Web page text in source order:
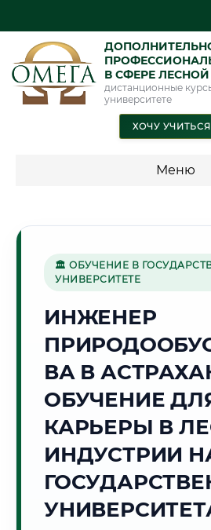
В СФЕРЕ
дистанционные
университете
ХОЧУ УЧИТЬСЯ
Меню
промышленность"
Г. АСТРАХАНЬ
Точное местное
Воскресенье, 9
Погода в г. Астрахань:
🌅 Восход:05:38
Световой день: 14 ч.
🏛 ОБУЧЕНИЕ В
УНИВЕРСИТЕТЕ
ИНЖЕНЕР
ВА В
ОБУЧЕНИЕ
КАРЬЕРЫ В
ИНДУСТРИИ